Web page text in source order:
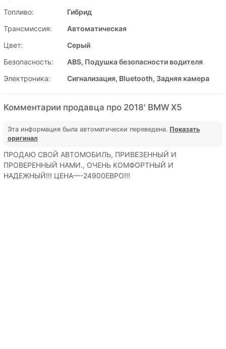
Топливо:
Гибрид
Трансмиссия:
Автоматическая
Цвет:
Серый
Безопасность:
ABS, Подушка безопасности водителя
Электроника:
Сигнализация, Bluetooth, Задняя камера
Комментарии продавца про 2018' BMW X5
Эта информация была автоматически переведена. Показать
оригинал
ПРОДАЮ СВОЙ АВТОМОБИЛЬ, ПРИВЕЗЕННЫЙ И
ПРОВЕРЕННЫЙ НАМИ., ОЧЕНЬ КОМФОРТНЫЙ И
НАДЕЖНЫЙ!!! ЦЕНА—-24900ЕВРО!!!